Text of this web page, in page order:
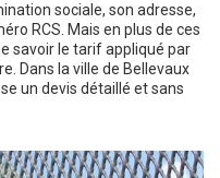
sociale, son adresse,
RCS. Mais en plus de ces
savoir le tarif appliqué par
Dans la ville de Bellevaux
un devis détaillé et sans